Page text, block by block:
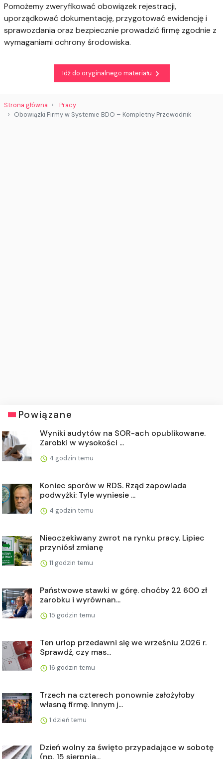
Pomożemy zweryfikować obowiązek rejestracji,
uporządkować dokumentację, przygotować ewidencję i
sprawozdania oraz bezpiecznie prowadzić firmę zgodnie z
wymaganiami ochrony środowiska.
Idź do oryginalnego materiału
Strona główna
Pracy
Obowiązki Firmy w Systemie BDO – Kompletny Przewodnik
Powiązane
Wyniki audytów na SOR-ach opublikowane.
Zarobki w wysokości ...
4 godzin temu
Koniec sporów w RDS. Rząd zapowiada
podwyżki: Tyle wyniesie ...
4 godzin temu
Nieoczekiwany zwrot na rynku pracy. Lipiec
przyniósł zmianę
11 godzin temu
Państwowe stawki w górę. choćby 22 600 zł
zarobku i wyrównan...
15 godzin temu
Ten urlop przedawni się we wrześniu 2026 r.
Sprawdź, czy mas...
16 godzin temu
Trzech na czterech ponownie założyłoby
własną firmę. Innym j...
1 dzień temu
Dzień wolny za święto przypadające w sobotę
(np. 15 sierpnia...